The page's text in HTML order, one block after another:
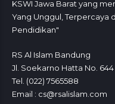
KSWI Jawa Barat yang
Yang Unggul, Terpercaya
Pendidikan"
RS Al Islam Bandung
Jl. Soekarno Hatta No. 644
Tel. (022) 7565588
Email : cs@rsalislam.com